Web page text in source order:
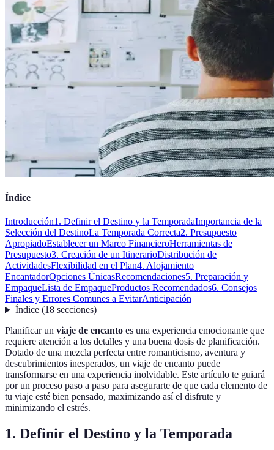
Índice
Introducción1. Definir el Destino y la TemporadaImportancia de la
Selección del DestinoLa Temporada Correcta2. Presupuesto
ApropiadoEstablecer un Marco FinancieroHerramientas de
Presupuesto3. Creación de un ItinerarioDistribución de
ActividadesFlexibilidad en el Plan4. Alojamiento
EncantadorOpciones ÚnicasRecomendaciones5. Preparación y
EmpaqueLista de EmpaqueProductos Recomendados6. Consejos
Finales y Errores Comunes a EvitarAnticipación
Índice(18 secciones)
Planificar un viaje de encanto es una experiencia emocionante que
requiere atención a los detalles y una buena dosis de planificación.
Dotado de una mezcla perfecta entre romanticismo, aventura y
descubrimientos inesperados, un viaje de encanto puede
transformarse en una experiencia inolvidable. Este artículo te guiará
por un proceso paso a paso para asegurarte de que cada elemento de
tu viaje esté bien pensado, maximizando así el disfrute y
minimizando el estrés.
1. Definir el Destino y la Temporada